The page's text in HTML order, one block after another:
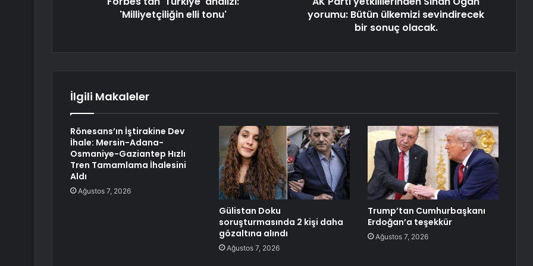
'Milliyetçiliğin elli tonu'
yorumu: Bütün ülkemizi sevindirecek
bir sonuç olacak.
İlgili Makaleler
Rönesans’ın İştirakine Dev
İhale: Mersin-Adana-
Osmaniye-Gaziantep Hızlı
Tren Tamamlama İhalesini
Aldı
Ağustos 7, 2026
Gülistan Doku
soruşturmasında 2 kişi daha
gözaltına alındı
Ağustos 7, 2026
Trump’tan Cumhurbaşkanı
Erdoğan’a teşekkür
Ağustos 7, 2026